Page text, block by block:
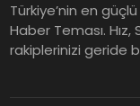
Türkiye’nin en
Haber Teması.
rakiplerinizi geride